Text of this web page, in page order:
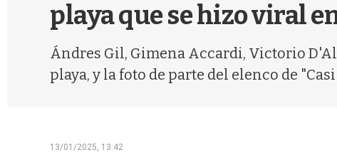
playa que se hizo viral
Ándres Gil, Gimena Accardi, Victorio
playa, y la foto de parte del elenco de
13/01/2025, 13:42